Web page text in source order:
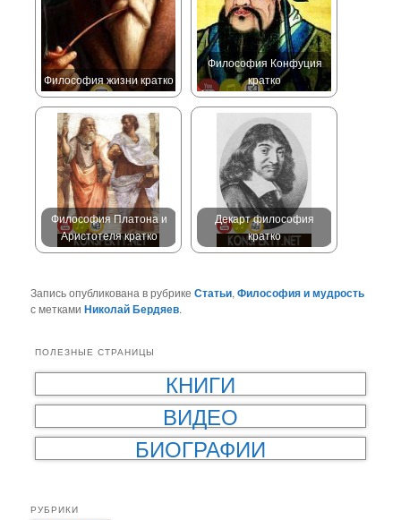
Философия жизни кратко
Философия Конфуция
кратко
Философия Платона и
Аристотеля кратко
Декарт философия
кратко
Запись опубликована в рубрикеСтатьи,Философия и мудрость
с меткамиНиколай Бердяев.
ПОЛЕЗНЫЕ СТРАНИЦЫ
КНИГИ
ВИДЕО
БИОГРАФИИ
РУБРИКИ